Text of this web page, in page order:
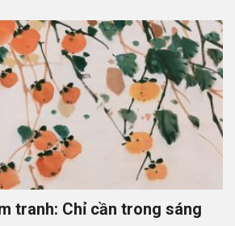
tranh: Chỉ cần trong sáng